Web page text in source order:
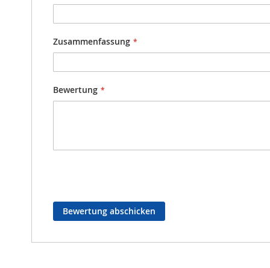
Zusammenfassung
Bewertung
Bewertung abschicken